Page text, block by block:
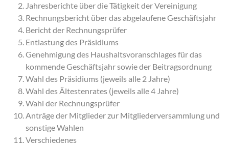
Jahresberichte über die Tätigkeit der Vereinigung
Rechnungsbericht über das abgelaufene Geschäftsjahr
Bericht der Rechnungsprüfer
Entlastung des Präsidiums
Genehmigung des Haushaltsvoranschlages für das
kommende Geschäftsjahr sowie der Beitragsordnung
Wahl des Präsidiums (jeweils alle 2 Jahre)
Wahl des Ältestenrates (jeweils alle 4 Jahre)
Wahl der Rechnungsprüfer
Anträge der Mitglieder zur Mitgliederversammlung und
sonstige Wahlen
Verschiedenes